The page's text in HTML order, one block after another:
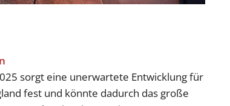
sorgt eine unerwartete Entwicklung für
fest und könnte dadurch das große